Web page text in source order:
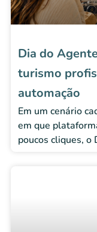
Dia do
turismo
automação
Em um cenário
em que
poucos cliques, o